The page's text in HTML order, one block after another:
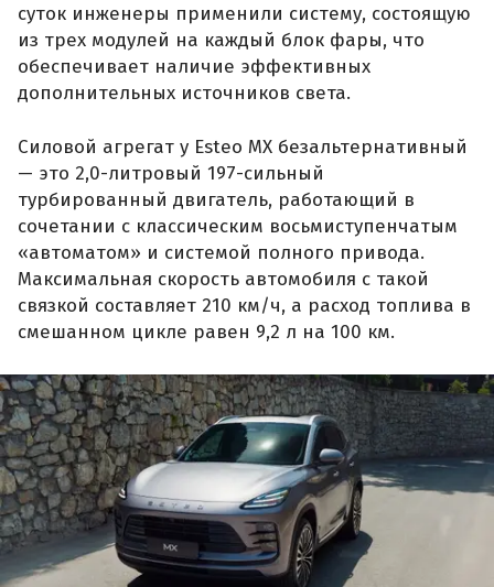
суток инженеры применили систему, состоящую
из трех модулей на каждый блок фары, что
обеспечивает наличие эффективных
дополнительных источников света.
Силовой агрегат у Esteo MX безальтернативный
— это 2,0-литровый 197-сильный
турбированный двигатель, работающий в
сочетании с классическим восьмиступенчатым
«автоматом» и системой полного привода.
Максимальная скорость автомобиля с такой
связкой составляет 210 км/ч, а расход топлива в
смешанном цикле равен 9,2 л на 100 км.